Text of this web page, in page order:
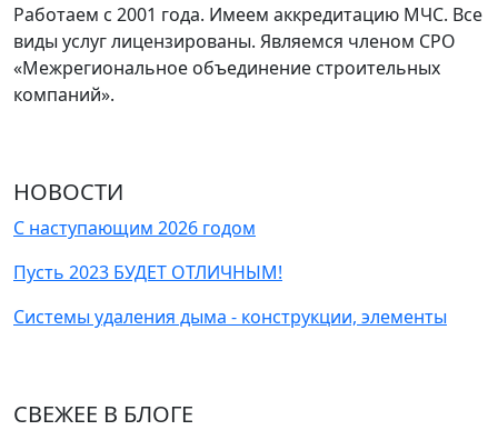
Работаем с 2001 года. Имеем аккредитацию МЧС. Все
виды услуг лицензированы. Являемся членом СРО
«Межрегиональное объединение строительных
компаний».
НОВОСТИ
С наступающим 2026 годом
Пусть 2023 БУДЕТ ОТЛИЧНЫМ!
Системы удаления дыма - конструкции, элементы
СВЕЖЕЕ В БЛОГЕ